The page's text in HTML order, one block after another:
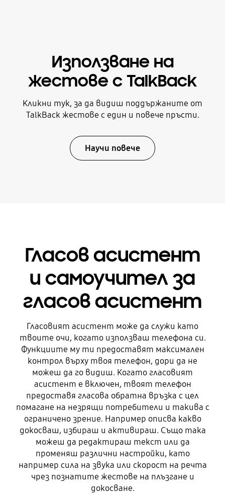
Използване на
жестове с TalkBack
Кликни тук, за да видиш поддържаните от
TalkBack жестове с един и повече пръсти.
Научи повече
Гласов асистент
и самоучител за
гласов асистент
Гласовият асистент може да служи като
твоите очи, когато използваш телефона си.
Функциите му ти предоставят максимален
контрол върху твоя телефон, дори да не
можеш да го видиш. Когато гласовият
асистент е включен, твоят телефон
предоставя гласова обратна връзка с цел
помагане на незрящи потребители и такива с
ограничено зрение. Например описва какво
докосваш, избираш и активираш. Също така
можеш да редактираш текст или да
променяш различни настройки, като
например сила на звука или скорост на речта
чрез познатите жестове на плъзгане и
докосване.